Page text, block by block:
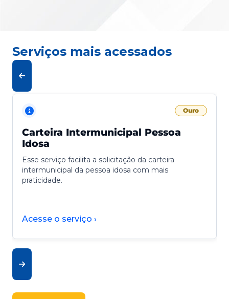
Serviços mais acessados
Ouro
Carteira Intermunicipal Pessoa
Idosa
Esse serviço facilita a solicitação da carteira
intermunicipal da pessoa idosa com mais
praticidade.
Acesse o serviço ›